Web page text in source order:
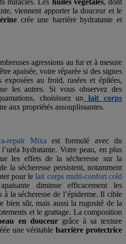
miracles. Les huiles végétales, dont
viennent apporter la douceur et le
crée une barrière hydratante et
agressions au fur et à mesure
apaisée, voire réparée si des signes
au froid, rasées et épilées,
les autres. Si vous observez des
choisissez un
lait corps
aux propriétés assouplissantes.
repair Mixa
est formulé avec du
hydratante. Votre peau, en plus
les effets de la sécheresse sur la
la sécheresse persistent, notamment
pour le lait corps multi-confort cold
diminue efficacement les
à la sécheresse de l’épiderme. Il cible
bien sûr, mais aussi la rugosité de la
et le grattage. La composition
en douceur grâce à sa texture
une véritable barrière protectrice